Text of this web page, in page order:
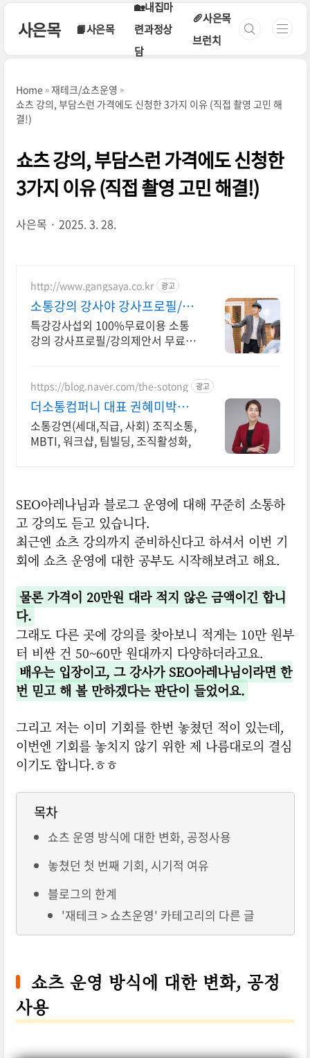
사은목 📙사은목
🏡내집마
련과정상
담
🥖사은목
브런치
Home
재테크/쇼츠운영
쇼츠 강의, 부담스런 가격에도 신청한 3가지 이유 (직접 촬영 고민 해
결!)
쇼츠 강의, 부담스런 가격에도 신청한
3가지 이유 (직접 촬영 고민 해결!)
사은목 2025. 3. 28.
http://www.gangsaya.co.kr 광고
소통강의 강사야 강사프로필/제
안서 무료발송
특강강사섭외 100%무료이용 소통
강의 강사프로필/강의제안서 무료발
https://blog.naver.com/the-sotong 광고
더소통컴퍼니 대표 권혜미박사
2000이상출강,앵콜강연
소통강연(세대,직급, 사회) 조직소통,
MBTI, 워크샵, 팀빌딩, 조직활성화,
SEO아레나님과 블로그 운영에 대해 꾸준히 소통하
고 강의도 듣고 있습니다.
최근엔 쇼츠 강의까지 준비하신다고 하셔서 이번 기
회에 쇼츠 운영에 대한 공부도 시작해보려고 해요.
물론 가격이 20만원 대라 적지 않은 금액이긴 합니
다.
그래도 다른 곳에 강의를 찾아보니 적게는 10만 원부
터 비싼 건 50~60만 원대까지 다양하더라고요.
배우는 입장이고, 그 강사가 SEO아레나님이라면 한
번 믿고 해 볼 만하겠다는 판단이 들었어요.
그리고 저는 이미 기회를 한번 놓쳤던 적이 있는데,
이번엔 기회를 놓치지 않기 위한 제 나름대로의 결심
이기도 합니다.ㅎㅎ
목차
쇼츠 운영 방식에 대한 변화, 공정사용
놓쳤던 첫 번째 기회, 시기적 여유
블로그의 한계
'재테크 > 쇼츠운영' 카테고리의 다른 글
쇼츠 운영 방식에 대한 변화, 공정
사용